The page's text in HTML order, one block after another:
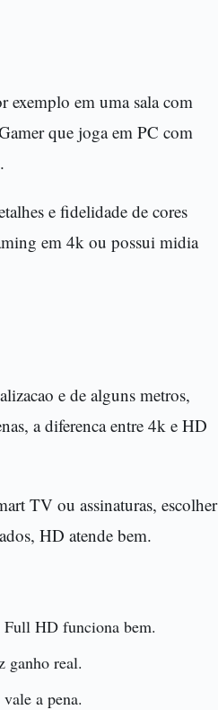
exemplo em uma sala com
que joga em PC com
e fidelidade de cores
em 4k ou possui midia
e de alguns metros,
a diferenca entre 4k e HD
TV ou assinaturas, escolher
HD atende bem.
HD funciona bem.
ganho real.
a pena.